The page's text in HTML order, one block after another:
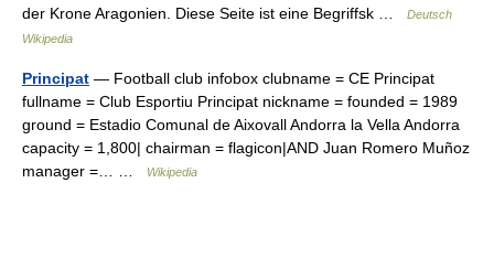
der Krone Aragonien. Diese Seite ist eine Begriffsk …
Deutsch
Wikipedia
Principat — Football club infobox clubname = CE Principat
fullname = Club Esportiu Principat nickname = founded = 1989
ground = Estadio Comunal de Aixovall Andorra la Vella Andorra
capacity = 1,800| chairman = flagicon|AND Juan Romero Muñoz
manager =… …
Wikipedia